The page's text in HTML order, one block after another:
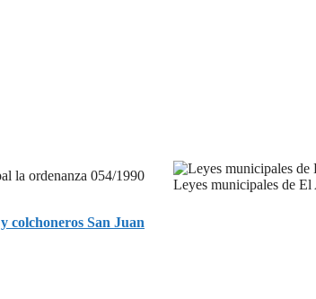
Leyes municipales de El
la ordenanza 054/1990
colchoneros San Juan